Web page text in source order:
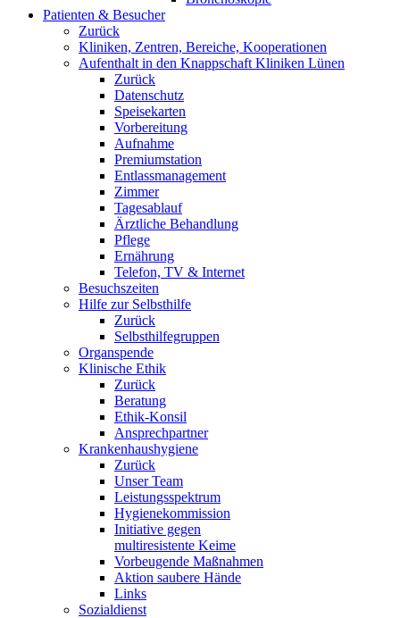
Patienten & Besucher
Zurück
Kliniken, Zentren, Bereiche, Kooperationen
Aufenthalt in den Knappschaft Kliniken Lünen
Zurück
Datenschutz
Speisekarten
Vorbereitung
Aufnahme
Premiumstation
Entlassmanagement
Zimmer
Tagesablauf
Ärztliche Behandlung
Pflege
Ernährung
Telefon, TV & Internet
Besuchszeiten
Hilfe zur Selbsthilfe
Zurück
Selbsthilfegruppen
Organspende
Klinische Ethik
Zurück
Beratung
Ethik-Konsil
Ansprechpartner
Krankenhaushygiene
Zurück
Unser Team
Leistungsspektrum
Hygienekommission
Initiative gegen
multiresistente Keime
Vorbeugende Maßnahmen
Aktion saubere Hände
Links
Sozialdienst